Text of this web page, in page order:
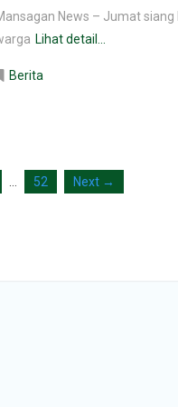
News – Jumat
Lihat detail...
Berita
52 Next →